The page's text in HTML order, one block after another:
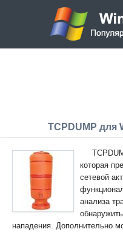
TCPDUMP для
которая
сетевой
анализа
нападения. Дополнительно